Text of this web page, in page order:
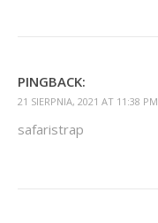
PINGBACK:
21 SIERPNIA, 2021 AT 11:38 PM
safaristrap